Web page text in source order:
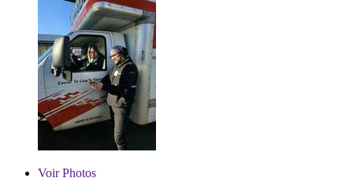
VoirPhotos